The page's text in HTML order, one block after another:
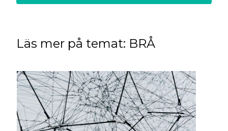
Läs mer på temat: BRÅ